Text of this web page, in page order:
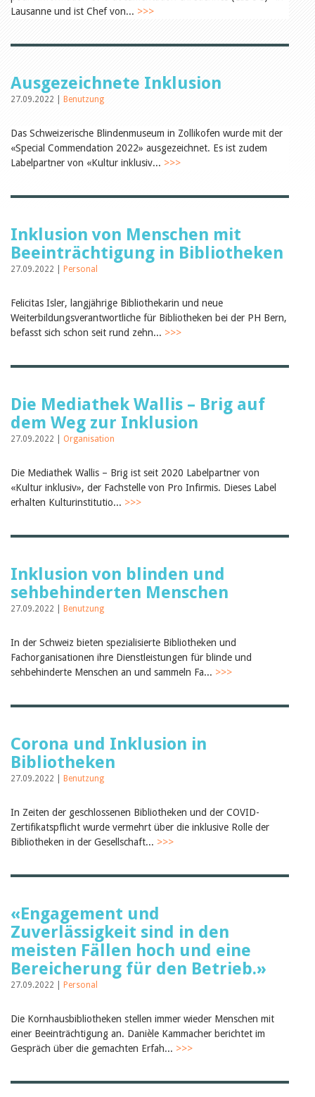
Leseförderung
Tags
Aus- und Weiterbildung
Veranstaltungen
Bibliothek und Schule
Bibliotheksförderung
Zielpublikum Kinder und
Jugendliche
Bibliotheksangebote
Unterstützungsbeiträge
Rezensionen
Schweizer Literatur
Alle Tags
Julie Greub
Birgit Libiszewski
Ursula Strahm
Sibylle Birrer
Felicitas Isler
Andrea Grichting
Therese von Weissenfluh
Nicole Rothen
Alle Autoren
Archiv
März 2026
September 2025
Juli 2025
Juni 2025
2024
2023
2022
2017
2016
2015
2014
Lausanne und ist Chef von... >>>
Ausgezeichnete Inklusion
27.09.2022 | Benutzung
Das Schweizerische Blindenmuseum in Zollikofen wurde mit der
«Special Commendation 2022» ausgezeichnet. Es ist zudem
Labelpartner von «Kultur inklusiv... >>>
Inklusion von Menschen mit
Beeinträchtigung in Bibliotheken
27.09.2022 | Personal
Felicitas Isler, langjährige Bibliothekarin und neue
Weiterbildungsverantwortliche für Bibliotheken bei der PH Bern,
befasst sich schon seit rund zehn... >>>
Die Mediathek Wallis – Brig auf
dem Weg zur Inklusion
27.09.2022 | Organisation
Die Mediathek Wallis – Brig ist seit 2020 Labelpartner von
«Kultur inklusiv», der Fachstelle von Pro Infirmis. Dieses Label
erhalten Kulturinstitutio... >>>
Inklusion von blinden und
sehbehinderten Menschen
27.09.2022 | Benutzung
In der Schweiz bieten spezialisierte Bibliotheken und
Fachorganisationen ihre Dienstleistungen für blinde und
sehbehinderte Menschen an und sammeln Fa... >>>
Corona und Inklusion in
Bibliotheken
27.09.2022 | Benutzung
In Zeiten der geschlossenen Bibliotheken und der COVID-
Zertifikatspflicht wurde vermehrt über die inklusive Rolle der
Bibliotheken in der Gesellschaft... >>>
«Engagement und
Zuverlässigkeit sind in den
meisten Fällen hoch und eine
Bereicherung für den Betrieb.»
27.09.2022 | Personal
Die Kornhausbibliotheken stellen immer wieder Menschen mit
einer Beeinträchtigung an. Danièle Kammacher berichtet im
Gespräch über die gemachten Erfah... >>>